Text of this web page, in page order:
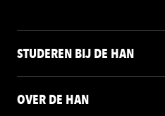
STUDEREN BIJ DE HAN
OVER DE HAN